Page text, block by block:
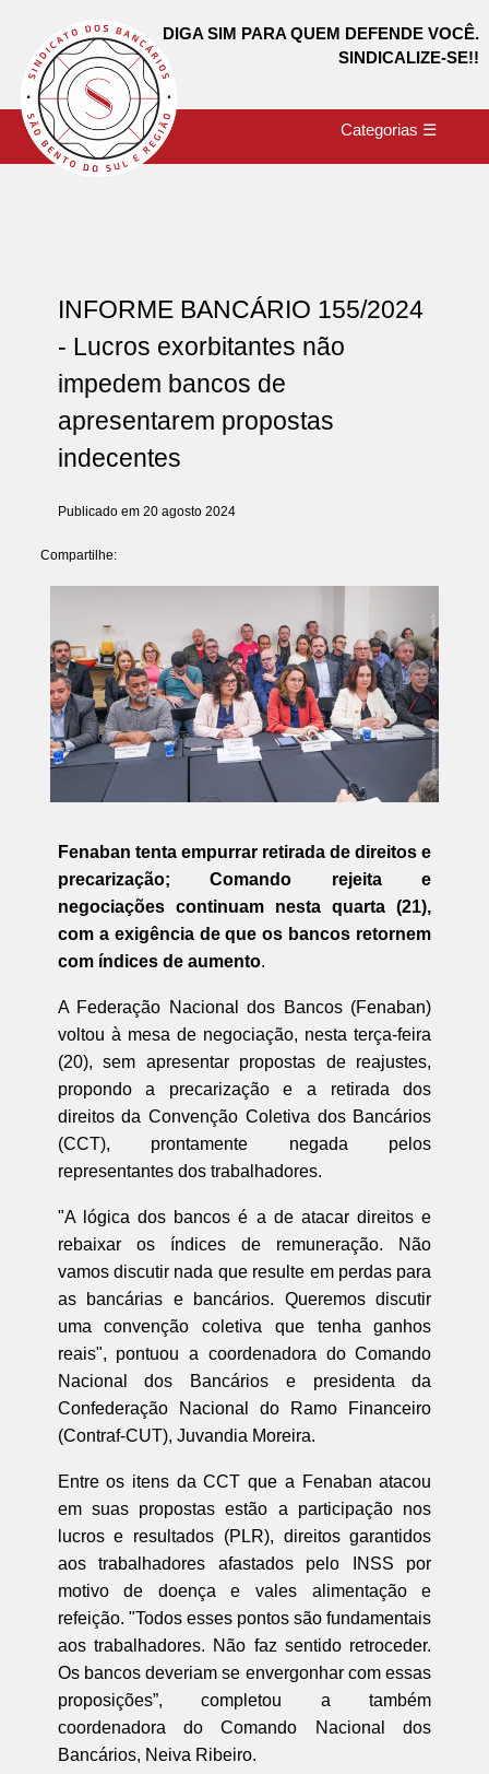
DIGA SIM PARA QUEM DEFENDE VOCÊ.
SINDICALIZE-SE!!
Categorias ☰
INFORME BANCÁRIO 155/2024
- Lucros exorbitantes não
impedem bancos de
apresentarem propostas
indecentes
Publicado em 20 agosto 2024
Compartilhe:
Fenaban tenta empurrar retirada de direitos e
precarização; Comando rejeita e
negociações continuam nesta quarta (21),
com a exigência de que os bancos retornem
com índices de aumento.
A Federação Nacional dos Bancos (Fenaban)
voltou à mesa de negociação, nesta terça-feira
(20), sem apresentar propostas de reajustes,
propondo a precarização e a retirada dos
direitos da Convenção Coletiva dos Bancários
(CCT), prontamente negada pelos
representantes dos trabalhadores.
"A lógica dos bancos é a de atacar direitos e
rebaixar os índices de remuneração. Não
vamos discutir nada que resulte em perdas para
as bancárias e bancários. Queremos discutir
uma convenção coletiva que tenha ganhos
reais", pontuou a coordenadora do Comando
Nacional dos Bancários e presidenta da
Confederação Nacional do Ramo Financeiro
(Contraf-CUT), Juvandia Moreira.
Entre os itens da CCT que a Fenaban atacou
em suas propostas estão a participação nos
lucros e resultados (PLR), direitos garantidos
aos trabalhadores afastados pelo INSS por
motivo de doença e vales alimentação e
refeição. "Todos esses pontos são fundamentais
aos trabalhadores. Não faz sentido retroceder.
Os bancos deveriam se envergonhar com essas
proposições”, completou a também
coordenadora do Comando Nacional dos
Bancários, Neiva Ribeiro.